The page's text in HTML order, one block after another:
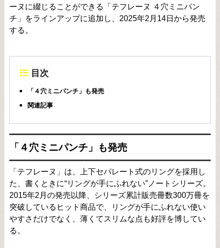
ーヌに綴じることができる「テフレーヌ ４穴ミニパン
チ」をラインアップに追加し、2025年2月14日から発売
する。
目次
「４穴ミニパンチ」も発売
関連記事
「４穴ミニパンチ」も発売
「テフレーヌ」は、上下セパレート式のリングを採用し
た、書くときに“リングが手にふれない”ノートシリーズ。
2015年2月の発売以降、シリーズ累計販売冊数300万冊を
突破しているヒット商品で、リングが手にふれない使い
やすさだけでなく、薄くてスリムな点も好評を博してい
る。